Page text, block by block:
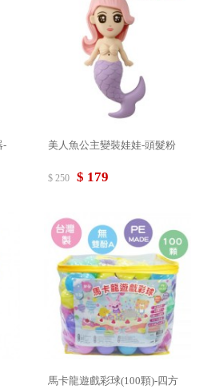
-
美人魚公主變裝娃娃-頭髮粉
$ 250 $ 179
馬卡龍遊戲彩球(100顆)-四方